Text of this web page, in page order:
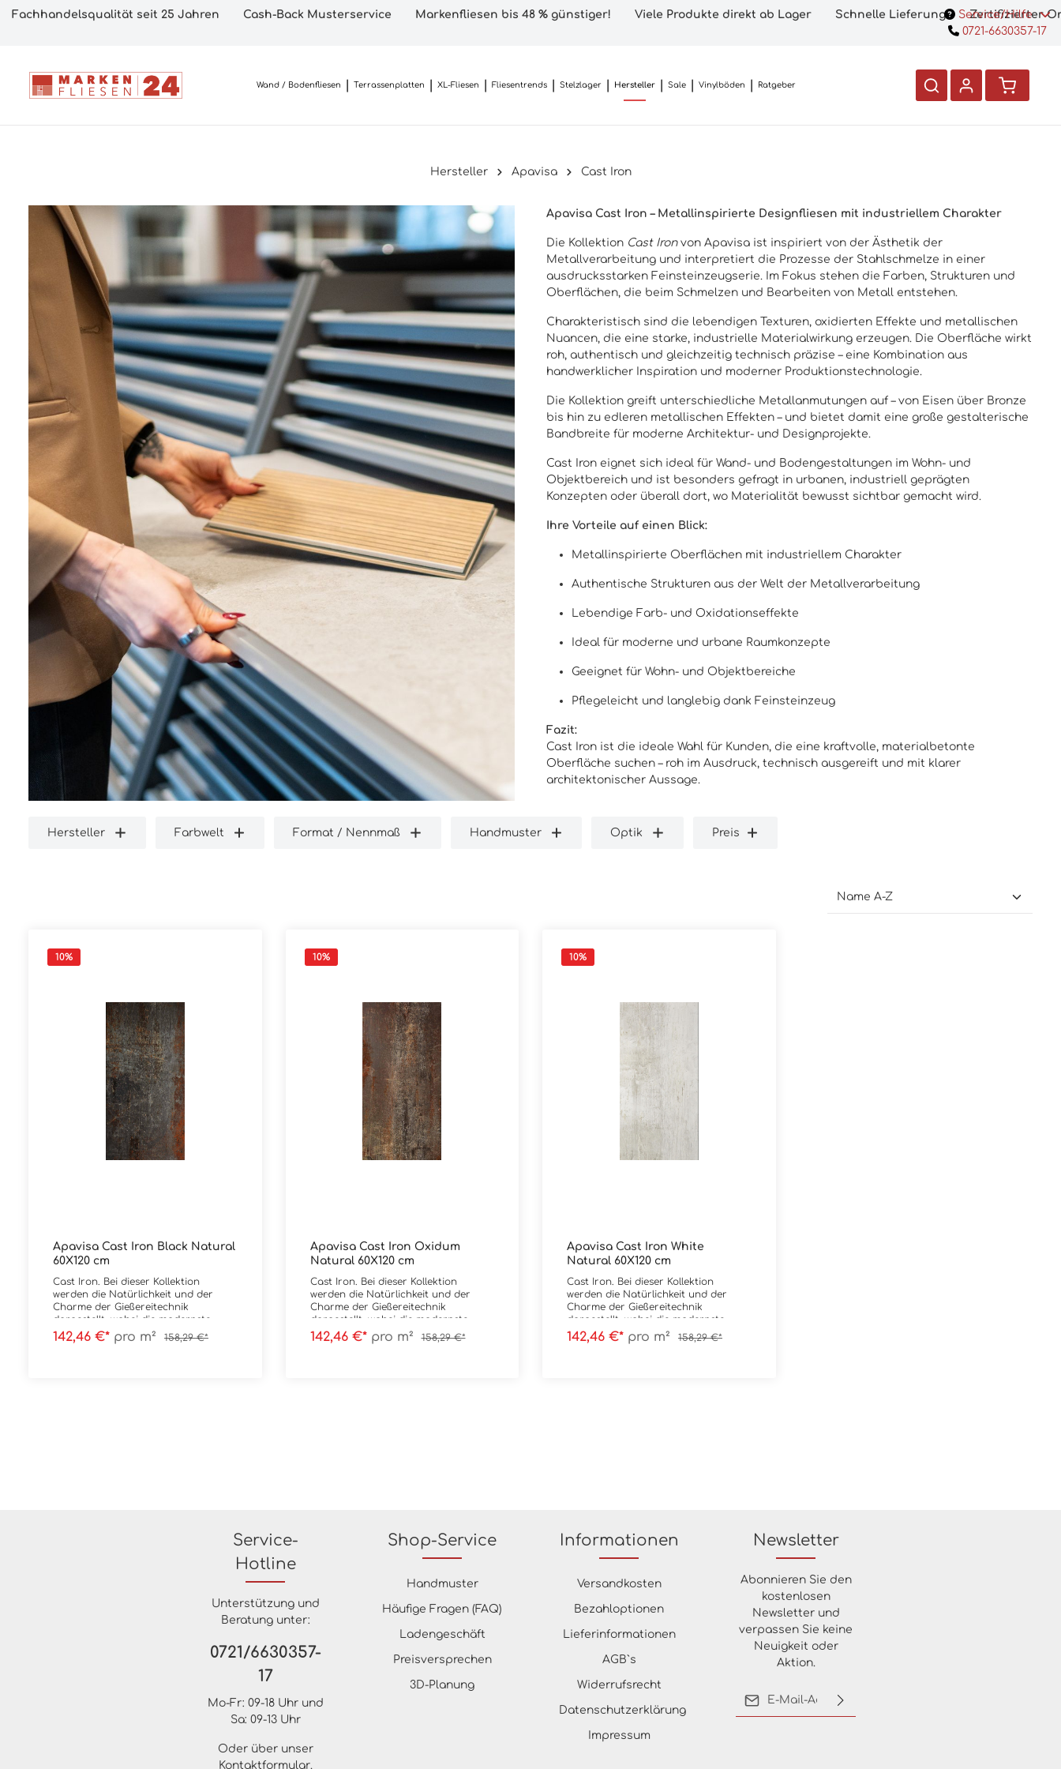
Fachhandelsqualität seit 25 Jahren Cash-Back Musterservice Markenfliesen bis 48 % günstiger! Viele Produkte direkt ab Lager Schnelle Lieferung Zertifizierter
Service/Hilfe
0721-6630357-17
Wand / Bodenfliesen Terrassenplatten XL-Fliesen Fliesentrends Stelzlager Hersteller Sale Vinylböden Ratgeber
Hersteller Apavisa Cast Iron
Apavisa Cast Iron – Metallinspirierte Designfliesen mit industriellem Charakter
Die Kollektion Cast Ironvon Apavisa ist inspiriert von der Ästhetik der
Metallverarbeitung und interpretiert die Prozesse der Stahlschmelze in einer
ausdrucksstarken Feinsteinzeugserie. Im Fokus stehen die Farben, Strukturen und
Oberflächen, die beim Schmelzen und Bearbeiten von Metall entstehen.
Charakteristisch sind die lebendigen Texturen, oxidierten Effekte und metallischen
Nuancen, die eine starke, industrielle Materialwirkung erzeugen. Die Oberfläche wirkt
roh, authentisch und gleichzeitig technisch präzise – eine Kombination aus
handwerklicher Inspiration und moderner Produktionstechnologie.
Die Kollektion greift unterschiedliche Metallanmutungen auf – von Eisen über Bronze
bis hin zu edleren metallischen Effekten – und bietet damit eine große gestalterische
Bandbreite für moderne Architektur- und Designprojekte.
Cast Iron eignet sich ideal für Wand- und Bodengestaltungen im Wohn- und
Objektbereich und ist besonders gefragt in urbanen, industriell geprägten
Konzepten oder überall dort, wo Materialität bewusst sichtbar gemacht wird.
Ihre Vorteile auf einen Blick:
Metallinspirierte Oberflächen mit industriellem Charakter
Authentische Strukturen aus der Welt der Metallverarbeitung
Lebendige Farb- und Oxidationseffekte
Ideal für moderne und urbane Raumkonzepte
Geeignet für Wohn- und Objektbereiche
Pflegeleicht und langlebig dank Feinsteinzeug
Fazit:
Cast Iron ist die ideale Wahl für Kunden, die eine kraftvolle, materialbetonte
Oberfläche suchen – roh im Ausdruck, technisch ausgereift und mit klarer
architektonischer Aussage.
Hersteller Farbwelt Format / Nennmaß Handmuster Optik Preis
10%
Apavisa Cast Iron Black Natural
60X120 cm
Cast Iron. Bei dieser Kollektion
werden die Natürlichkeit und der
Charme der Gießereitechnik
dargestellt, wobei die modernste
Technik verwendet wird, um ein
Hightech-Feinsteinzeug mit
142,46 €* pro m² 158,29 €*
10%
Apavisa Cast Iron Oxidum
Natural 60X120 cm
Cast Iron. Bei dieser Kollektion
werden die Natürlichkeit und der
Charme der Gießereitechnik
dargestellt, wobei die modernste
Technik verwendet wird, um ein
Hightech-Feinsteinzeug mit
142,46 €* pro m² 158,29 €*
10%
Apavisa Cast Iron White
Natural 60X120 cm
Cast Iron. Bei dieser Kollektion
werden die Natürlichkeit und der
Charme der Gießereitechnik
dargestellt, wobei die modernste
Technik verwendet wird, um ein
Hightech-Feinsteinzeug mit
142,46 €* pro m² 158,29 €*
Newsletter
Abonnieren Sie den
kostenlosen
Newsletter und
verpassen Sie keine
Neuigkeit oder
Aktion.
Service-
Hotline
Unterstützung und
Beratung unter:
0721/6630357-
17
Mo-Fr: 09-18 Uhr und
Sa: 09-13 Uhr
Oder über unser
Kontaktformular.
Shop-Service
Handmuster
Häufige Fragen (FAQ)
Ladengeschäft
Preisversprechen
3D-Planung
Informationen
Versandkosten
Bezahloptionen
Lieferinformationen
AGB`s
Widerrufsrecht
Datenschutzerklärung
Impressum